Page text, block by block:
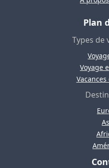
Plan
Types de
Voyage